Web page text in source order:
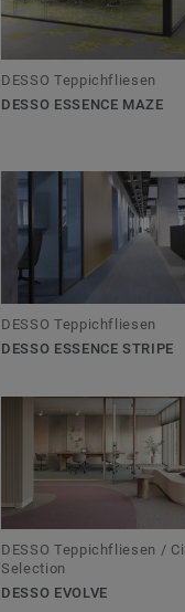
DESSO Teppichfliesen
DESSO ESSENCE MAZE
DESSO Teppichfliesen
DESSO ESSENCE STRIPE
DESSO Teppichfliesen /
Selection
DESSO EVOLVE